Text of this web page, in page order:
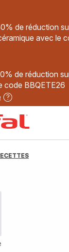
de réduction
avec le
de réduction
code BBQETE26